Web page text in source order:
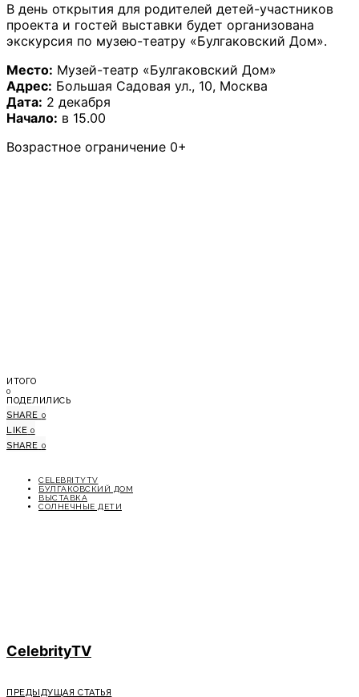
В день открытия для родителей детей-участников
проекта и гостей выставки будет организована
экскурсия по музею-театру «Булгаковский Дом».
Место: Музей-театр «Булгаковский Дом»
Адрес: Большая Садовая ул., 10, Москва
Дата: 2 декабря
Начало: в 15.00
Возрастное ограничение 0+
ИТОГО
0
ПОДЕЛИЛИСЬ
SHARE 0
LIKE 0
SHARE 0
CELEBRITYTV
БУЛГАКОВСКИЙ ДОМ
ВЫСТАВКА
СОЛНЕЧНЫЕ ДЕТИ
CelebrityTV
ПРЕДЫДУЩАЯ СТАТЬЯ